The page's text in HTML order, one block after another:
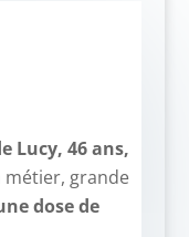
Lucy, 46 ans,
grande
dose de